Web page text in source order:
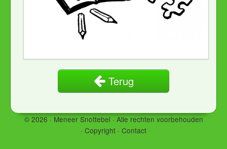
Terug
© 2026 · Meneer Snottebel ·Alle rechten voorbehouden
· Copyright · Contact